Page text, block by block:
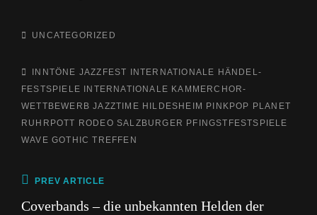
CATEGORIES
UNCATEGORIZED
TAGS,INNTÖNE JAZZFEST
INTERNATIONALE HÄNDEL-
FESTSPIELE
INTERNATIONALE KAMMERCHOR-
WETTBEWERB JAZZTIME HILDESHEIM PINKPOP PLANET
RUHRPOTT RODEO SALZBURGER PFINGSTFESTSPIELE
WAVE GOTHIC TREFFEN
Beitragsnavigation
Previous
PREV ARTICLE
Coverbands – die unbekannten Helden der